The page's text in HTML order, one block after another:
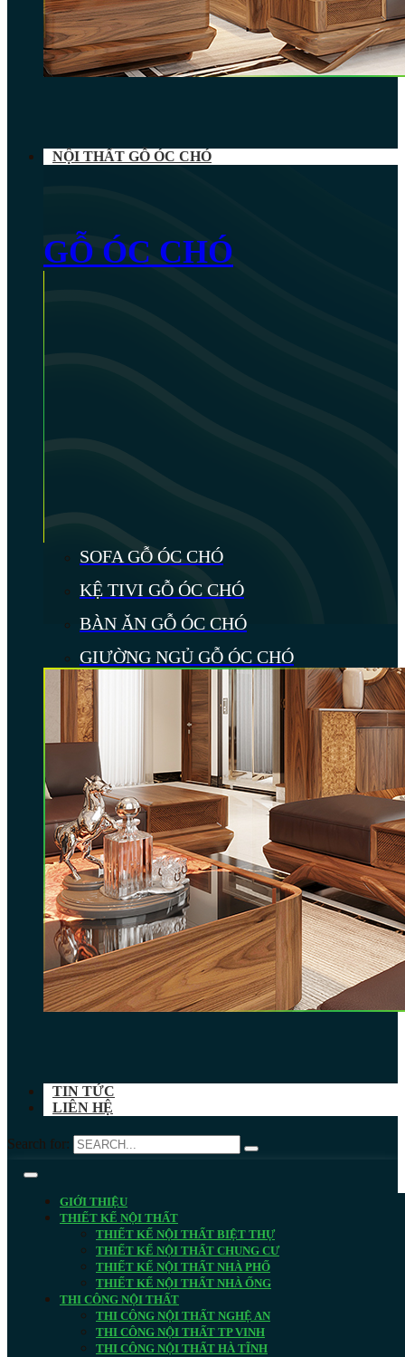
NỘI THẤT GỖ ÓC CHÓ
GỖ ÓC CHÓ
SOFA GỖ ÓC CHÓ
KỆ TIVI GỖ ÓC CHÓ
BÀN ĂN GỖ ÓC CHÓ
GIƯỜNG NGỦ GỖ ÓC CHÓ
TIN TỨC
LIÊN HỆ
Search for:
GIỚI THIỆU
THIẾT KẾ NỘI THẤT
THIẾT KẾ NỘI THẤT BIỆT THỰ
THIẾT KẾ NỘI THẤT CHUNG CƯ
THIẾT KẾ NỘI THẤT NHÀ PHỐ
THIẾT KẾ NỘI THẤT NHÀ ỐNG
THI CÔNG NỘI THẤT
THI CÔNG NỘI THẤT NGHỆ AN
THI CÔNG NỘI THẤT TP VINH
THI CÔNG NỘI THẤT HÀ TĨNH